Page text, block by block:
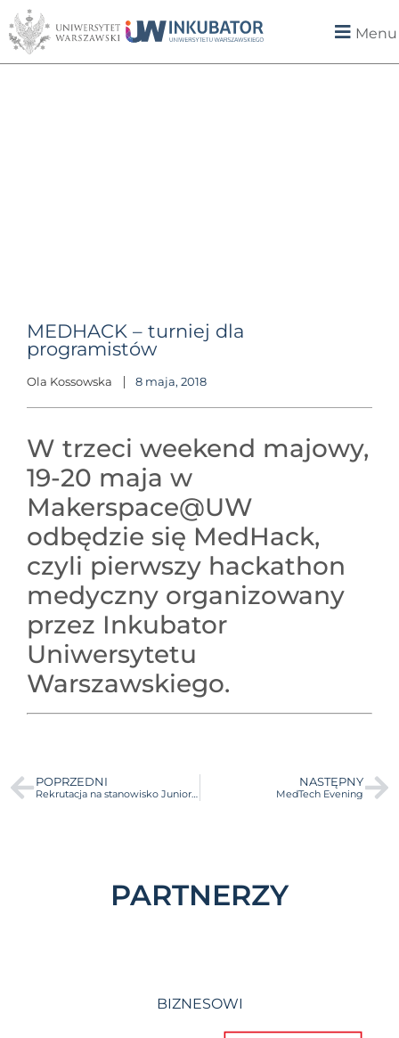
Menu
MEDHACK – turniej dla
programistów
Ola Kossowska 8 maja, 2018
W trzeci weekend majowy,
19-20 maja w
Makerspace@UW
odbędzie się MedHack,
czyli pierwszy hackathon
medyczny organizowany
przez Inkubator
Uniwersytetu
Warszawskiego.
POPRZEDNI
Rekrutacja na stanowisko Junior Project Managera
NASTĘPNY
MedTech Evening
PARTNERZY
BIZNESOWI